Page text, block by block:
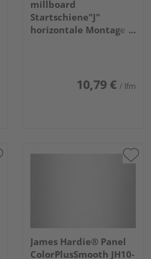
millboard
Startschiene"J"
horizontale Montage
10,79 € / lfm
James Hardie® Panel
ColorPlusSmooth JH10-